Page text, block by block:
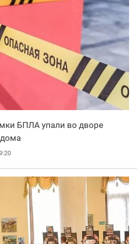
БПЛА упали во дворе